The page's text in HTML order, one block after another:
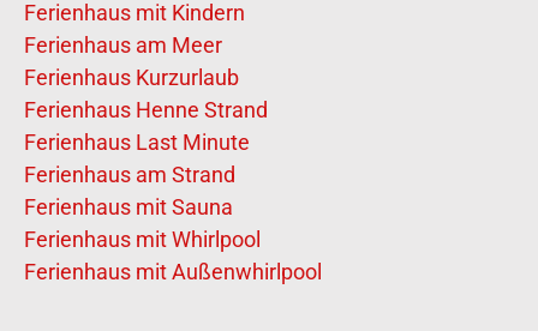
Ferienhaus mit Kindern
Ferienhaus am Meer
Ferienhaus Kurzurlaub
Ferienhaus Henne Strand
Ferienhaus Last Minute
Ferienhaus am Strand
Ferienhaus mit Sauna
Ferienhaus mit Whirlpool
Ferienhaus mit Außenwhirlpool